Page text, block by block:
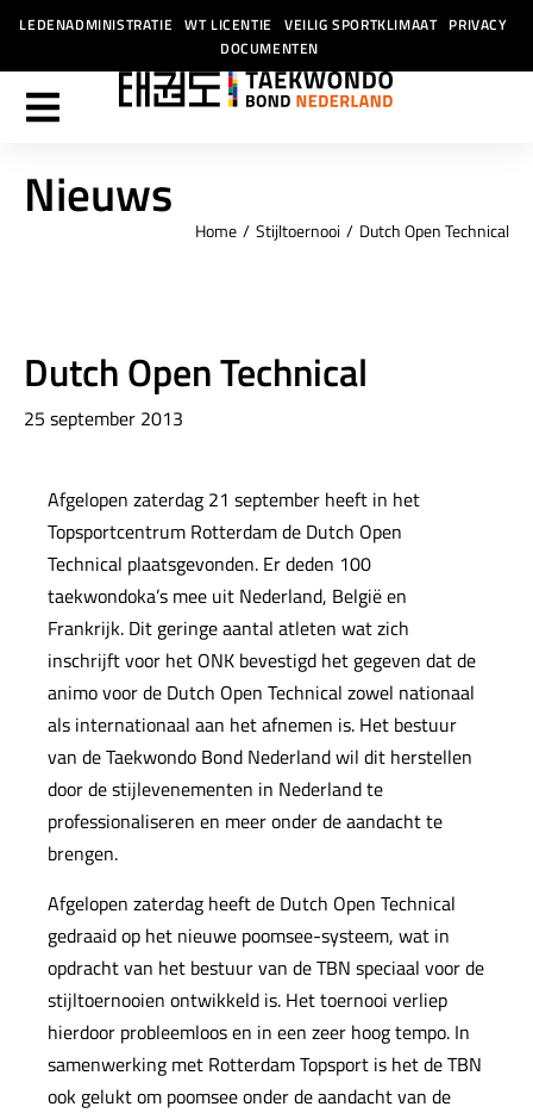
LEDENADMINISTRATIE WT LICENTIE VEILIG SPORTKLIMAAT PRIVACY
DOCUMENTEN
Nieuws
Home Stijltoernooi Dutch Open Technical
Dutch Open Technical
25 september 2013
Afgelopen zaterdag 21 september heeft in het
Topsportcentrum Rotterdam de Dutch Open
Technical plaatsgevonden. Er deden 100
taekwondoka’s mee uit Nederland, België en
Frankrijk. Dit geringe aantal atleten wat zich
inschrijft voor het ONK bevestigd het gegeven dat de
animo voor de Dutch Open Technical zowel nationaal
als internationaal aan het afnemen is. Het bestuur
van de Taekwondo Bond Nederland wil dit herstellen
door de stijlevenementen in Nederland te
professionaliseren en meer onder de aandacht te
brengen.
Afgelopen zaterdag heeft de Dutch Open Technical
gedraaid op het nieuwe poomsee-systeem, wat in
opdracht van het bestuur van de TBN speciaal voor de
stijltoernooien ontwikkeld is. Het toernooi verliep
hierdoor probleemloos en in een zeer hoog tempo. In
samenwerking met Rotterdam Topsport is het de TBN
ook gelukt om poomsee onder de aandacht van de